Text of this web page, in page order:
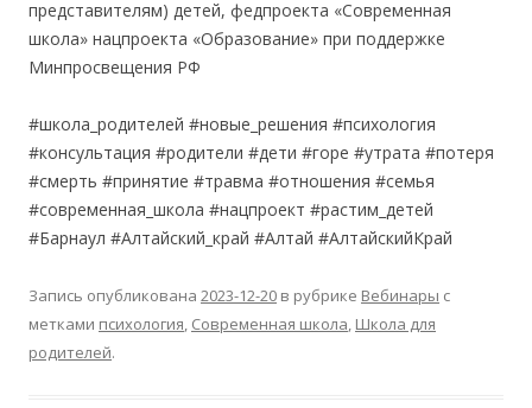
представителям) детей, федпроекта «Современная
школа» нацпроекта «Образование» при поддержке
Минпросвещения РФ
#школа_родителей #новые_решения #психология
#консультация #родители #дети #горе #утрата #потеря
#смерть #принятие #травма #отношения #семья
#современная_школа #нацпроект #растим_детей
#Барнаул #Алтайский_край #Алтай #АлтайскийКрай
Запись опубликована 2023-12-20 в рубрике Вебинары с
метками психология, Современная школа, Школа для
родителей.